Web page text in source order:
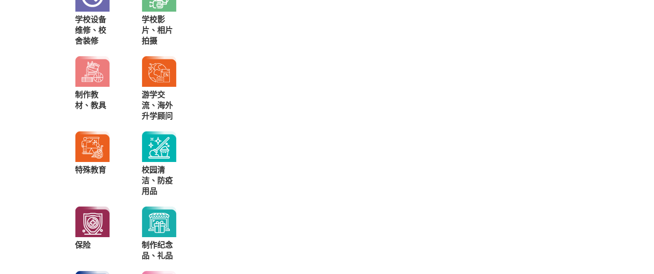
学校设备
维修、校
舍装修
学校影
片、相片
拍摄
制作教
材、教具
游学交
流、海外
升学顾问
特殊教育
校园清
洁、防疫
用品
保险
制作纪念
品、礼品